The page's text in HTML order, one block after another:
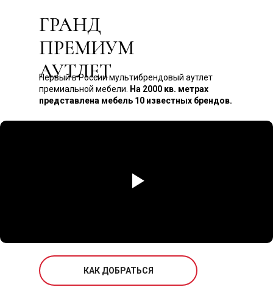
ГРАНД
ПРЕМИУМ
АУТЛЕТ
Первый в России мультибрендовый аутлет
премиальной мебели. На 2000 кв. метрах
представлена мебель 10 известных брендов.
КАК ДОБРАТЬСЯ